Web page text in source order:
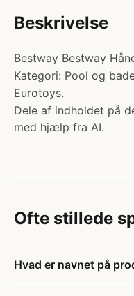
Beskrivelse
Bestway Bestway
Kategori: Pool og
Eurotoys.
Dele af indholdet på
med hjælp fra AI.
Ofte stillede
Hvad er navnet på